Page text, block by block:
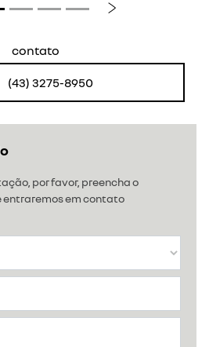
por favor, preencha o
entraremos em contato
Próximo
contato
(43) 3275-8950